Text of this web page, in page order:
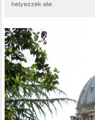
helyezzék elé..